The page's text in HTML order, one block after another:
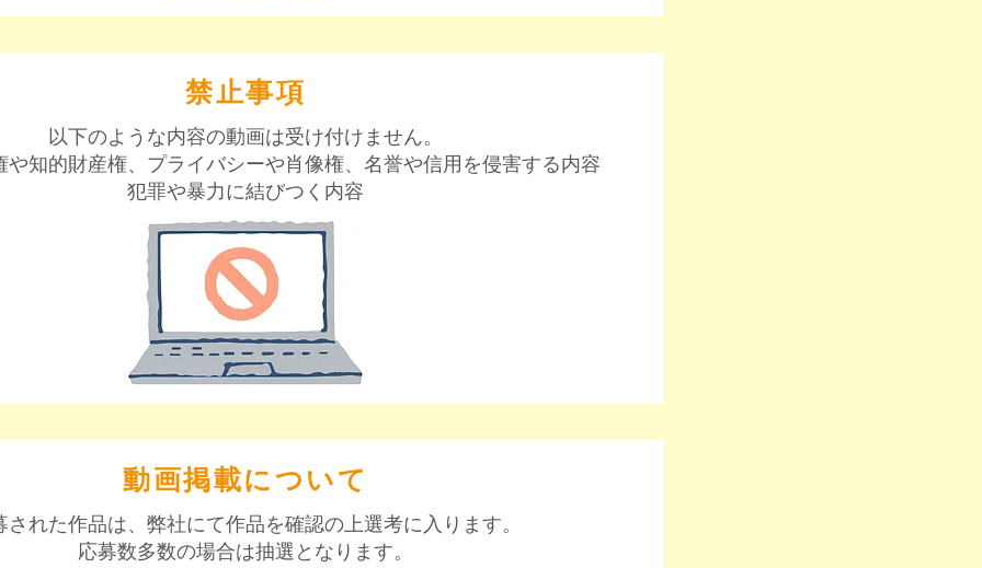
​禁止事項
以下のような内容の動画は受け付けません。
や知的財産権、プライバシーや肖像権、名誉や信用を侵害する内容
犯罪や暴力に結びつく内容
​動画掲載について
された作品は、弊社にて作品を確認の上選考に入ります。
応募数多数の場合は抽選となります。​